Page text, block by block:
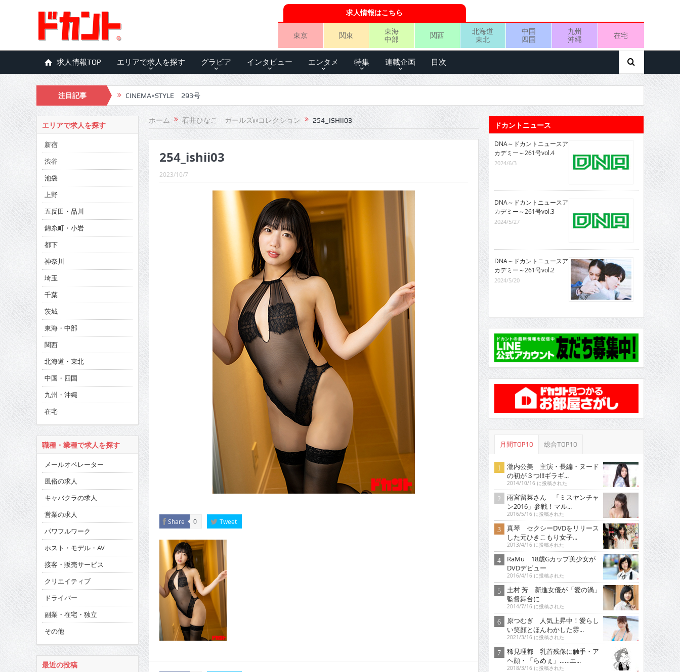
求人情報はこちら
東京 関東
東海
中部
関西
北海道
東北
中国
四国
九州
沖縄
在宅
求人情報TOP エリアで求人を探す グラビア インタビュー エンタメ 特集 連載企画 目次
注目記事 CINEMA×STYLE 293号
CINEMA×STYLE 292号
CINEMA×STYLE 291号
CINEMA×STYLE 290号
CINEMA×STYLE 289号
CINEMA×STYLE 288号
CINEMA×STYLE 286号
CINEMA×STYLE 285号
CINEMA×STYLE 294号
ホーム 石井ひなこ ガールズ@コレクション 254_ISHII03
254_ishii03
2023/10/7
Share 0 Tweet
エリアで求人を探す
新宿
渋谷
池袋
上野
五反田・品川
錦糸町・小岩
都下
神奈川
埼玉
千葉
茨城
東海・中部
関西
北海道・東北
中国・四国
九州・沖縄
在宅
職種・業種で求人を探す
メールオペレーター
風俗の求人
キャバクラの求人
営業の求人
パワフルワーク
ホスト・モデル・AV
接客・販売サービス
クリエイティブ
ドライバー
副業・在宅・独立
その他
最近の投稿
ドカントニュース
DNA～ドカントニュースア
カデミー～261号vol.4
2024/6/3
DNA～ドカントニュースア
カデミー～261号vol.3
2024/5/27
DNA～ドカントニュースア
カデミー～261号vol.2
2024/5/20
月間TOP10 総合TOP10
瀧内公美 主演・長編・ヌード
の初が３つ!!!ギラギ...
2014/10/16 に投稿された
雨宮留菜さん 「ミスヤンチャ
ン2016」参戦！マル...
2016/5/16 に投稿された
真琴 セクシーDVDをリリース
した元ひきこもり女子...
2013/4/16 に投稿された
RaMu 18歳Gカップ美少女が
DVDデビュー
2016/4/16 に投稿された
土村 芳 新進女優が「愛の渦」
監督舞台に
2014/7/16 に投稿された
原つむぎ 人気上昇中！愛らし
い笑顔とほんわかした雰...
2021/3/16 に投稿された
稀見理都 乳首残像に触手・ア
ヘ顔・「らめぇ」……エ...
2018/3/16 に投稿された